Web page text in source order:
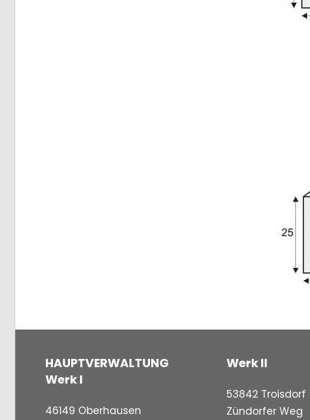
HAUPTVERWALTUNG
Werk I
46149 Oberhausen
Werk II
53842 Troisdorf
Zündorfer Weg